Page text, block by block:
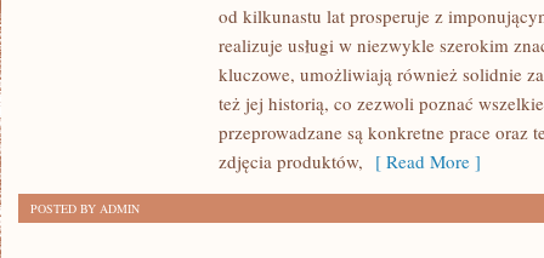
od kilkunastu lat prosperuje z
realizuje usługi w niezwykle szerokim
kluczowe, umożliwiają również solidnie
też jej historią, co zezwoli poznać
przeprowadzane są konkretne prace oraz
zdjęcia produktów, [ Read More ]
POSTED BY ADMIN